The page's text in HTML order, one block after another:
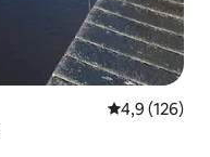
Средна
4,9 (126)